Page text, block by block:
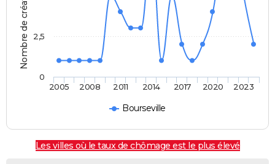
Bourseville
2005 2008 2011 2014 2017 2020 2023
0
2,5
Les villes où le taux de chômage est le plus élevé